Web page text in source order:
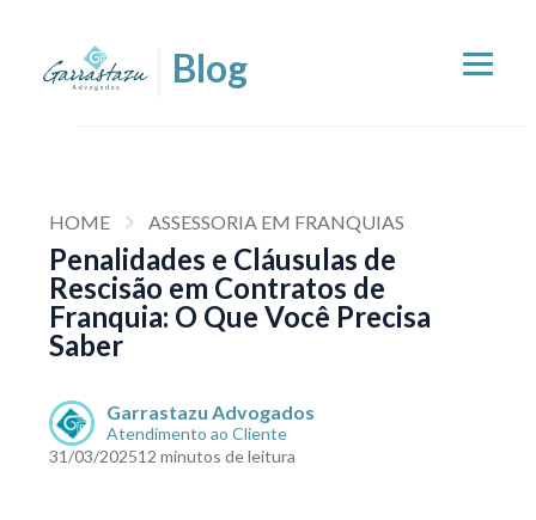
HOME ASSESSORIA EM FRANQUIAS
Penalidades e Cláusulas de
Rescisão em Contratos de
Franquia: O Que Você Precisa
Saber
Garrastazu Advogados
Atendimento ao Cliente
31/03/202512 minutos de leitura